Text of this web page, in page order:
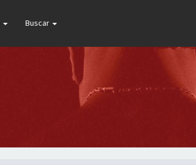
Buscar